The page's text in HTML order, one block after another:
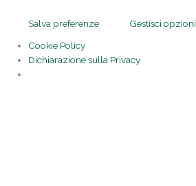
Salva preferenze
Gestisci opzioni
Cookie Policy
Dichiarazione sulla Privacy